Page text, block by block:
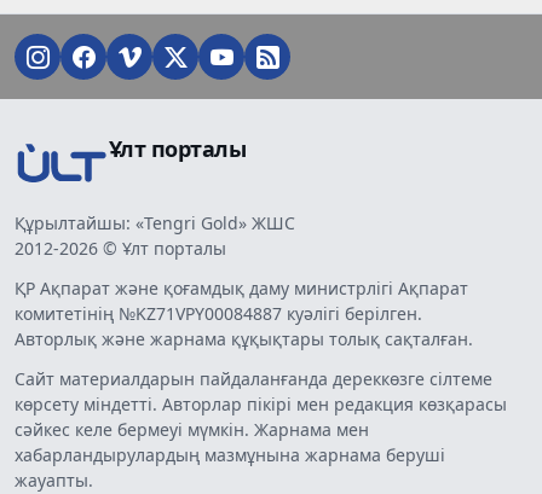
Ұлт порталы
Құрылтайшы: «Tengri Gold» ЖШС
2012-2026 © Ұлт порталы
ҚР Ақпарат және қоғамдық даму министрлігі Ақпарат
комитетінің №KZ71VPY00084887 куәлігі берілген.
Авторлық және жарнама құқықтары толық сақталған.
Сайт материалдарын пайдаланғанда дереккөзге сілтеме
көрсету міндетті. Авторлар пікірі мен редакция көзқарасы
сәйкес келе бермеуі мүмкін. Жарнама мен
хабарландырулардың мазмұнына жарнама беруші
жауапты.